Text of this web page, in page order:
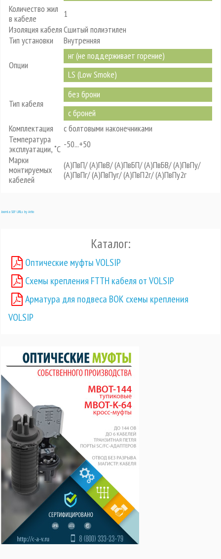
Количество жил
в кабеле
1
Изоляция кабеляСшитый полиэтилен
Тип установки
Внутренняя
Опции
нг (не поддерживает горение)
LS (Low Smoke)
Тип кабеля
без брони
с броней
Комплектация
с болтовыми наконечниками
Температура
эксплуатации, ˚С -50...+50
Марки
монтируемых
кабелей
(А)ПвП/ (А)ПвВ/ (А)ПвБП/ (А)ПвБВ/ (А)ПвПу/
(А)ПвПг/ (А)ПвПуг/ (А)ПвП2г/ (А)ПвПу2г
Joomla SEF URLs by Artio
Каталог:
Оптические муфты VOLSIP
Схемы крепления FTTH кабеля от VOLSIP
Арматура для подвеса ВОК схемы крепления
VOLSIP